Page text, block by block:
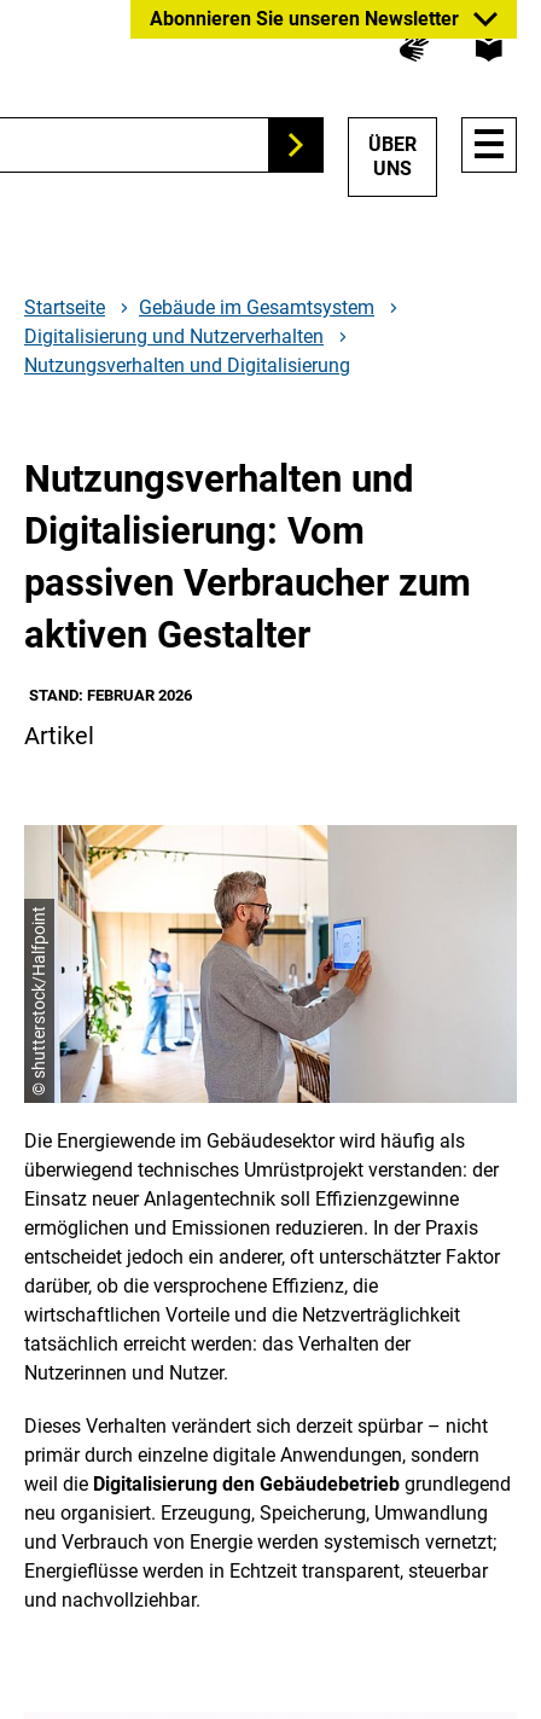
Hauptnavigation
Abonnieren Sie unseren Newsletter
Suchen
ÜBER
UNS
Startseite
Gebäude im Gesamtsystem
Digitalisierung und Nutzerverhalten
Nutzungsverhalten und Digitalisierung
Nutzungsverhalten und
Digitalisierung: Vom
passiven Verbraucher zum
aktiven Gestalter
STAND: FEBRUAR 2026
Artikel
© shutterstock/Halfpoint
Die Energiewende im Gebäudesektor wird häufig als
überwiegend technisches Umrüstprojekt verstanden: der
Einsatz neuer Anlagentechnik soll Effizienzgewinne
ermöglichen und Emissionen reduzieren. In der Praxis
entscheidet jedoch ein anderer, oft unterschätzter Faktor
darüber, ob die versprochene Effizienz, die
wirtschaftlichen Vorteile und die Netzverträglichkeit
tatsächlich erreicht werden: das Verhalten der
Nutzerinnen und Nutzer.
Dieses Verhalten verändert sich derzeit spürbar – nicht
primär durch einzelne digitale Anwendungen, sondern
weil die Digitalisierung den Gebäudebetrieb grundlegend
neu organisiert. Erzeugung, Speicherung, Umwandlung
und Verbrauch von Energie werden systemisch vernetzt;
Energieflüsse werden in Echtzeit transparent, steuerbar
und nachvollziehbar.